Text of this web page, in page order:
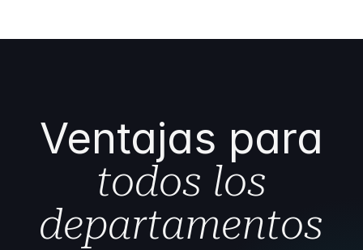
Ventajas para
todos los
departamentos